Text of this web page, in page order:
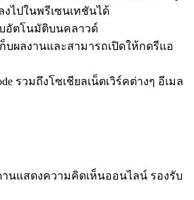
งไปในพรีเซนเทชันได้
อัตโนมัติบนคลาวด์
บผลงานและสามารถเปิดให้กดรีแอ
รวมถึงโซเชียลเน็ตเวิร์คต่างๆ อีเมล
านแสดงความคิดเห็นออนไลน์ รองรับ